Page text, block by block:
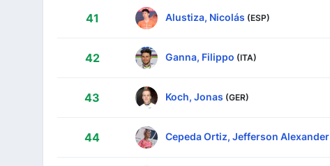
41 Alustiza, Nicolás (ESP)
42 Ganna, Filippo (ITA)
43 Koch, Jonas (GER)
44 Cepeda Ortiz, Jefferson Alexander